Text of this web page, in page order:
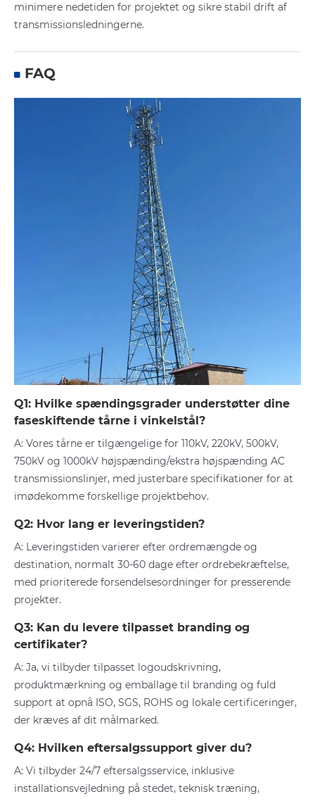
minimere nedetiden for projektet og sikre stabil drift af
transmissionsledningerne.
FAQ
Q1: Hvilke spændingsgrader understøtter dine
faseskiftende tårne ​​i vinkelstål?
A: Vores tårne er tilgængelige for 110kV, 220kV, 500kV,
750kV og 1000kV højspænding/ekstra højspænding AC
transmissionslinjer, med justerbare specifikationer for at
imødekomme forskellige projektbehov.
Q2: Hvor lang er leveringstiden?
A: Leveringstiden varierer efter ordremængde og
destination, normalt 30-60 dage efter ordrebekræftelse,
med prioriterede forsendelsesordninger for presserende
projekter.
Q3: Kan du levere tilpasset branding og
certifikater?
A: Ja, vi tilbyder tilpasset logoudskrivning,
produktmærkning og emballage til branding og fuld
support at opnå ISO, SGS, ROHS og lokale certificeringer,
der kræves af dit målmarked.
Q4: Hvilken eftersalgssupport giver du?
A: Vi tilbyder 24/7 eftersalgsservice, inklusive
installationsvejledning på stedet, teknisk træning,